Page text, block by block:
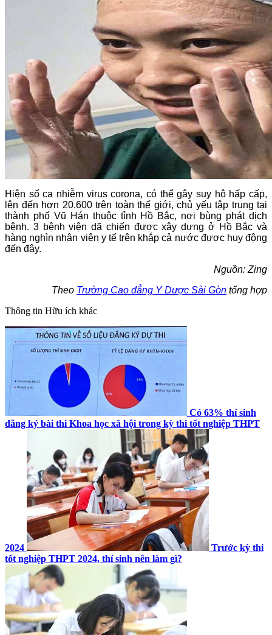
Hiện số ca nhiễm virus corona, có thể gây suy hô hấp cấp,
lên đến hơn 20.600 trên toàn thế giới, chủ yếu tập trung tại
thành phố Vũ Hán thuộc tỉnh Hồ Bắc, nơi bùng phát dịch
bệnh. 3 bệnh viện dã chiến được xây dựng ở Hồ Bắc và
hàng nghìn nhân viên y tế trên khắp cả nước được huy động
đến đây.
Nguồn: Zing
Theo Trường Cao đẳng Y Dược Sài Gòn tổng hợp
Thông tin Hữu ích khác
Có 63% thí sinh
đăng ký bài thi Khoa học xã hội trong kỳ thi tốt nghiệp THPT
2024
Trước kỳ thi
tốt nghiệp THPT 2024, thí sinh nên làm gì?